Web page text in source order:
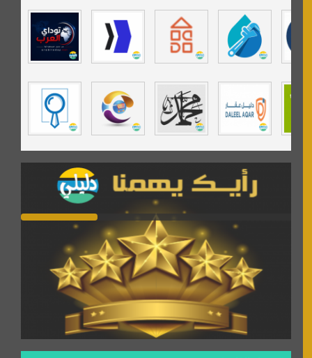
موقع حراج خدمة
تي في قران
موسوعة نور الرحمن
مندى غرام
مردة سوفت
السبيل